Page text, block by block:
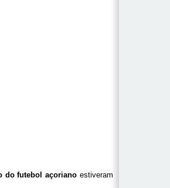
do futebol açoriano estiveram